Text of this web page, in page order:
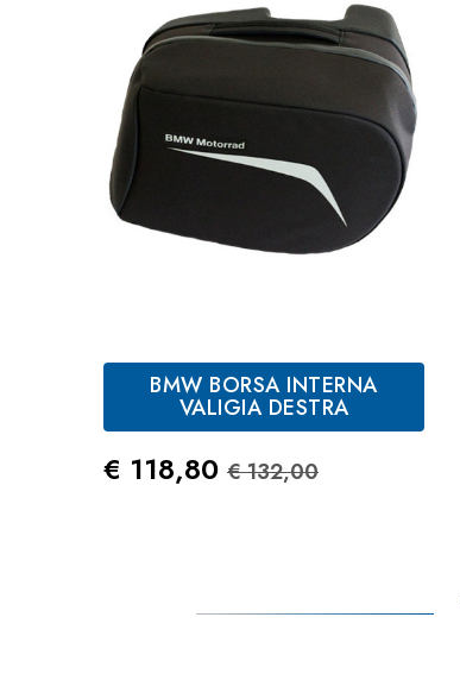
BMW BORSA INTERNA
VALIGIA DESTRA
Prezzo
€ 118,80 Prezzo Standard
€ 132,00